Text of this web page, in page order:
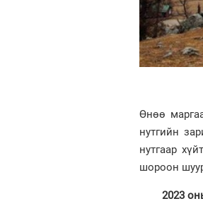
Өнөө
нутгийн
нутгаар
шороон
2023